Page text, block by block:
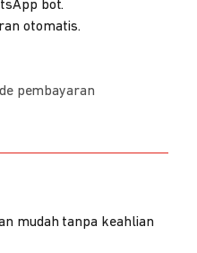
bot.
otomatis.
pembayaran
mudah tanpa keahlian